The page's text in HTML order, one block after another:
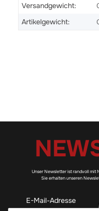
Versandgewicht:
Artikelgewicht:
Unser Newsletter ist randvoll mit
Sie erhalten unseren